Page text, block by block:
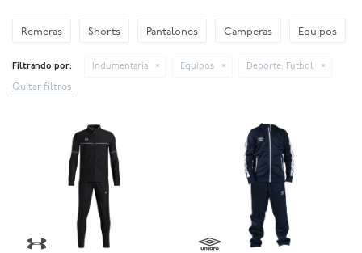
Remeras Shorts Pantalones Camperas Equipos
Filtrando por: Indumentaria Equipos Deporte: Futbol
Quitar filtros